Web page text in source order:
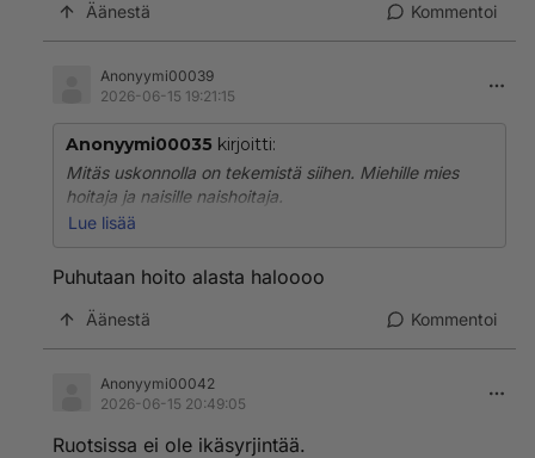
Äänestä Kommentoi
Anonyymi00039
2026-06-15 19:21:15
Anonyymi00035 kirjoitti:
Mitäs uskonnolla on tekemistä siihen. Miehille mies
hoitaja ja naisille naishoitaja.
Ruotsissa on poliisipartiossa mies ja nainen, koska
Lue lisää
Puhutaan hoito alasta haloooo
Äänestä Kommentoi
Anonyymi00042
2026-06-15 20:49:05
Ruotsissa ei ole ikäsyrjintää.